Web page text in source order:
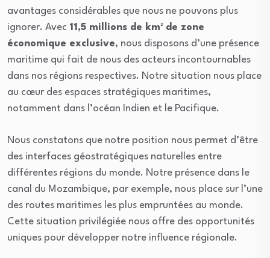
avantages considérables que nous ne pouvons plus
ignorer. Avec 11,5 millions de km² de zone
économique exclusive, nous disposons d’une présence
maritime qui fait de nous des acteurs incontournables
dans nos régions respectives. Notre situation nous place
au cœur des espaces stratégiques maritimes,
notamment dans l’océan Indien et le Pacifique.
Nous constatons que notre position nous permet d’être
des interfaces géostratégiques naturelles entre
différentes régions du monde. Notre présence dans le
canal du Mozambique, par exemple, nous place sur l’une
des routes maritimes les plus empruntées au monde.
Cette situation privilégiée nous offre des opportunités
uniques pour développer notre influence régionale.